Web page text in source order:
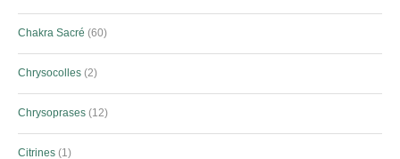
Chakra Sacré 60
Chrysocolles 2
Chrysoprases 12
Citrines 1